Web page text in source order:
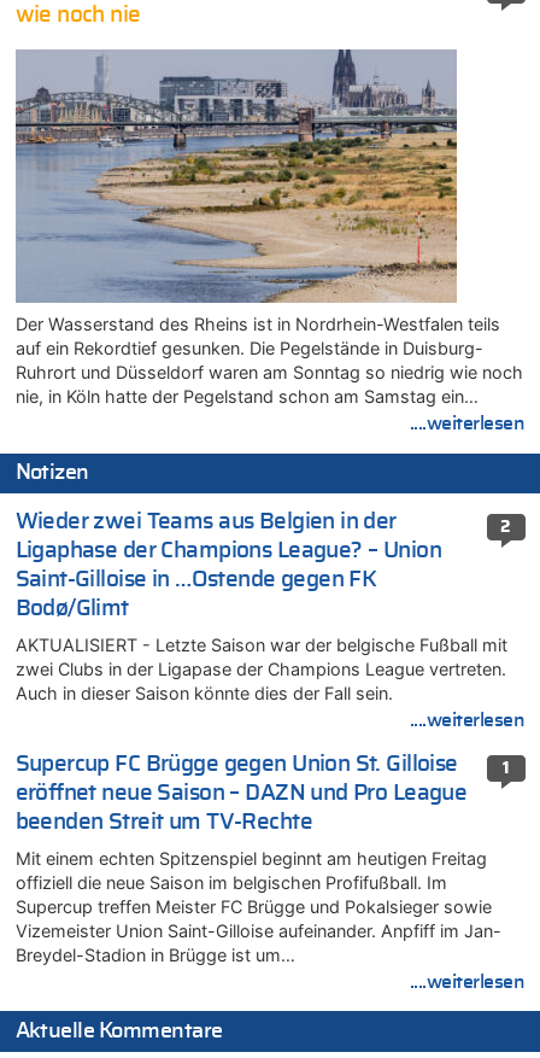
wie noch nie
Der Wasserstand des Rheins ist in Nordrhein-Westfalen teils
auf ein Rekordtief gesunken. Die Pegelstände in Duisburg-
Ruhrort und Düsseldorf waren am Sonntag so niedrig wie noch
nie, in Köln hatte der Pegelstand schon am Samstag ein…
....weiterlesen
Notizen
2
Wieder zwei Teams aus Belgien in der
Ligaphase der Champions League? – Union
Saint-Gilloise in …Ostende gegen FK
Bodø/Glimt
AKTUALISIERT - Letzte Saison war der belgische Fußball mit
zwei Clubs in der Ligapase der Champions League vertreten.
Auch in dieser Saison könnte dies der Fall sein.
....weiterlesen
1
Supercup FC Brügge gegen Union St. Gilloise
eröffnet neue Saison – DAZN und Pro League
beenden Streit um TV-Rechte
Mit einem echten Spitzenspiel beginnt am heutigen Freitag
offiziell die neue Saison im belgischen Profifußball. Im
Supercup treffen Meister FC Brügge und Pokalsieger sowie
Vizemeister Union Saint-Gilloise aufeinander. Anpfiff im Jan-
Breydel-Stadion in Brügge ist um…
....weiterlesen
Aktuelle Kommentare